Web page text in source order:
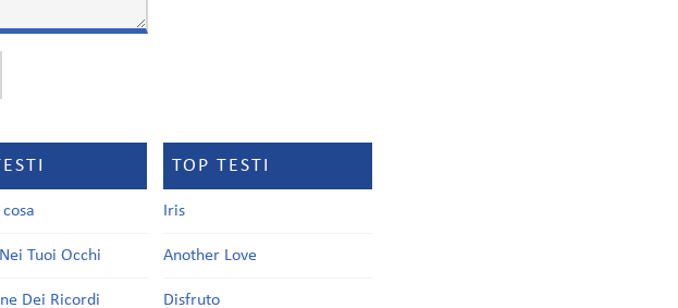
Tuoi Occhi
Dei Ricordi
TOP TESTI
Iris
Another Love
Disfruto